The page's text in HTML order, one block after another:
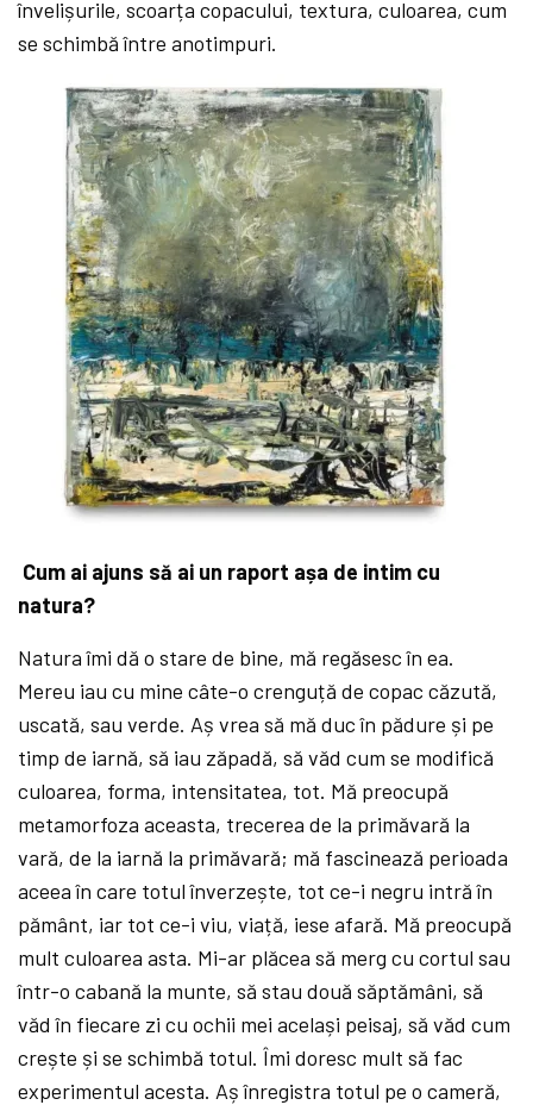
învelișurile, scoarța copacului, textura, culoarea, cum
se schimbă între anotimpuri.
Cum ai ajuns să ai un raport așa de intim cu
natura?
Natura îmi dă o stare de bine, mă regăsesc în ea.
Mereu iau cu mine câte-o crenguță de copac căzută,
uscată, sau verde. Aș vrea să mă duc în pădure și pe
timp de iarnă, să iau zăpadă, să văd cum se modifică
culoarea, forma, intensitatea, tot. Mă preocupă
metamorfoza aceasta, trecerea de la primăvară la
vară, de la iarnă la primăvară; mă fascinează perioada
aceea în care totul înverzește, tot ce-i negru intră în
pământ, iar tot ce-i viu, viață, iese afară. Mă preocupă
mult culoarea asta. Mi-ar plăcea să merg cu cortul sau
într-o cabană la munte, să stau două săptămâni, să
văd în fiecare zi cu ochii mei același peisaj, să văd cum
crește și se schimbă totul. Îmi doresc mult să fac
experimentul acesta. Aș înregistra totul pe o cameră,